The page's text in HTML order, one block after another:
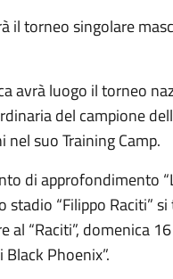
il torneo singolare
avrà luogo il torneo
del campione
suo Training Camp.
di approfondimento
“Filippo Raciti”
al “Raciti”, domenica
Phoenix”.